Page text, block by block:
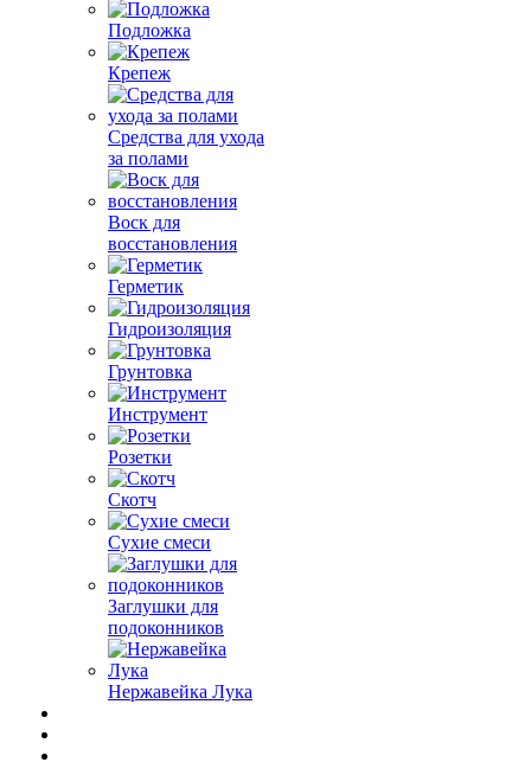
Подложка
Крепеж
Средства для ухода
за полами
Воск для
восстановления
Герметик
Гидроизоляция
Грунтовка
Инструмент
Розетки
Скотч
Сухие смеси
Заглушки для
подоконников
Нержавейка Лука